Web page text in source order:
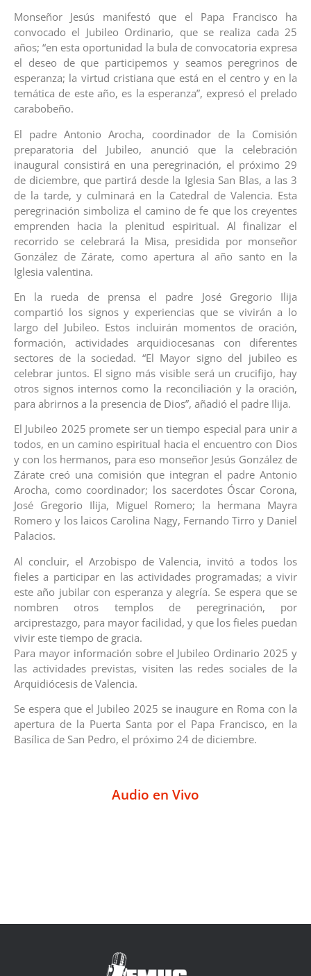
Monseñor Jesús manifestó que el Papa Francisco ha
convocado el Jubileo Ordinario, que se realiza cada 25
años; “en esta oportunidad la bula de convocatoria expresa
el deseo de que participemos y seamos peregrinos de
esperanza; la virtud cristiana que está en el centro y en la
temática de este año, es la esperanza”, expresó el prelado
carabobeño.
El padre Antonio Arocha, coordinador de la Comisión
preparatoria del Jubileo, anunció que la celebración
inaugural consistirá en una peregrinación, el próximo 29
de diciembre, que partirá desde la Iglesia San Blas, a las 3
de la tarde, y culminará en la Catedral de Valencia. Esta
peregrinación simboliza el camino de fe que los creyentes
emprenden hacia la plenitud espiritual. Al finalizar el
recorrido se celebrará la Misa, presidida por monseñor
González de Zárate, como apertura al año santo en la
Iglesia valentina.
En la rueda de prensa el padre José Gregorio Ilija
compartió los signos y experiencias que se vivirán a lo
largo del Jubileo. Estos incluirán momentos de oración,
formación, actividades arquidiocesanas con diferentes
sectores de la sociedad. “El Mayor signo del jubileo es
celebrar juntos. El signo más visible será un crucifijo, hay
otros signos internos como la reconciliación y la oración,
para abrirnos a la presencia de Dios”, añadió el padre Ilija.
El Jubileo 2025 promete ser un tiempo especial para unir a
todos, en un camino espiritual hacia el encuentro con Dios
y con los hermanos, para eso monseñor Jesús González de
Zárate creó una comisión que integran el padre Antonio
Arocha, como coordinador; los sacerdotes Óscar Corona,
José Gregorio Ilija, Miguel Romero; la hermana Mayra
Romero y los laicos Carolina Nagy, Fernando Tirro y Daniel
Palacios.
Al concluir, el Arzobispo de Valencia, invitó a todos los
fieles a participar en las actividades programadas; a vivir
este año jubilar con esperanza y alegría. Se espera que se
nombren otros templos de peregrinación, por
arciprestazgo, para mayor facilidad, y que los fieles puedan
vivir este tiempo de gracia.
Para mayor información sobre el Jubileo Ordinario 2025 y
las actividades previstas, visiten las redes sociales de la
Arquidiócesis de Valencia.
Se espera que el Jubileo 2025 se inaugure en Roma con la
apertura de la Puerta Santa por el Papa Francisco, en la
Basílica de San Pedro, el próximo 24 de diciembre.
Audio en Vivo